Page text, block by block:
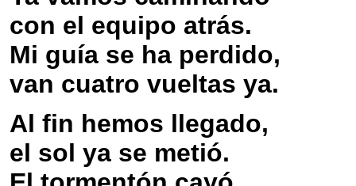
con el equipo atrás.
Mi guía se ha perdido,
van cuatro vueltas ya.
Al fin hemos llegado,
el sol ya se metió.